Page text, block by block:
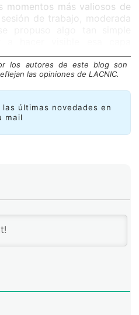
momentos más valiosos de
de trabajo, moderada
no se ve, conectando la
política. Porque cuando se
sus bases, se corre
incompletas.
los autores de este blog son
las opiniones de LACNIC.
últimas novedades en
mail